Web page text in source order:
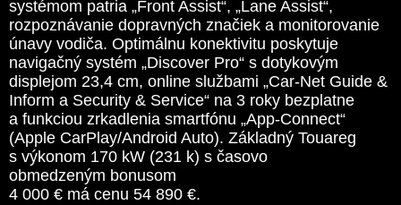
systémom patria „Front Assist“, „Lane Assist“,
rozpoznávanie dopravných značiek a monitorovanie
únavy vodiča. Optimálnu konektivitu poskytuje
navigačný systém „Discover Pro“ s dotykovým
displejom 23,4 cm, online službami „Car-Net Guide &
Inform a Security & Service“ na 3 roky bezplatne
a funkciou zrkadlenia smartfónu „App-Connect“
(Apple CarPlay/Android Auto). Základný Touareg
s výkonom 170 kW (231 k) s časovo
obmedzeným bonusom
4 000 € má cenu 54 890 €.